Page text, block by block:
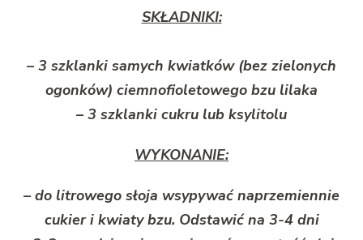
SKŁADNIKI:
– 3 szklanki samych kwiatków (bez zielonych
ogonków) ciemnofioletowego bzu lilaka
– 3 szklanki cukru lub ksylitolu
WYKONANIE:
– do litrowego słoja wsypywać naprzemiennie
cukier i kwiaty bzu. Odstawić na 3-4 dni